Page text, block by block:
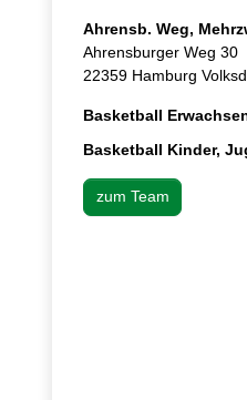
Ahrensb. Weg,
Ahrensburger Weg 30
22359 Hamburg
Basketball
Basketball Kinder,
zum Team